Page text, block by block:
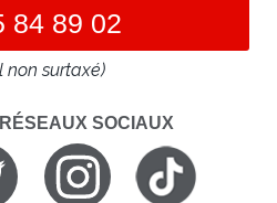
84 89 02
non surtaxé)
SOCIAUX